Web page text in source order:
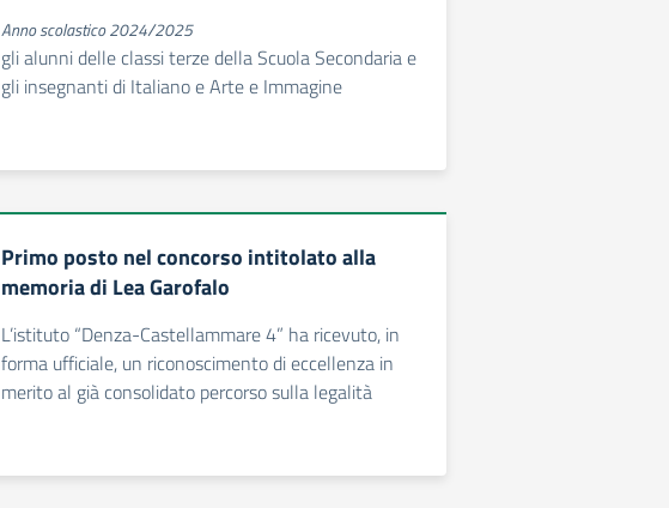
Anno scolastico 2024/2025
gli alunni delle classi terze della Scuola Secondaria e
gli insegnanti di Italiano e Arte e Immagine
Primo posto nel concorso intitolato alla
memoria di Lea Garofalo
L’istituto “Denza-Castellammare 4” ha ricevuto, in
forma ufficiale, un riconoscimento di eccellenza in
merito al già consolidato percorso sulla legalità